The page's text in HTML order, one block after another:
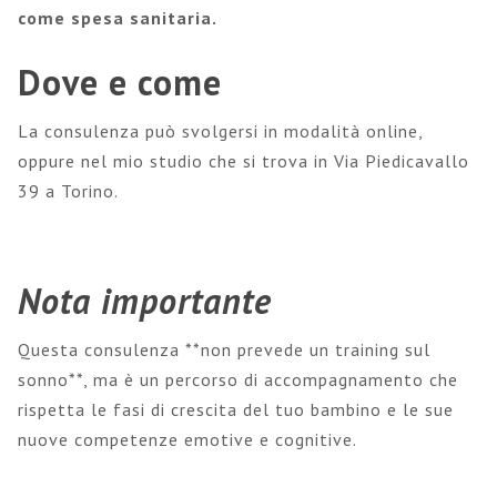
come spesa sanitaria.
Dove e come
La consulenza può svolgersi in modalità online,
oppure nel mio studio che si trova in Via Piedicavallo
39 a Torino.
Nota importante
Questa consulenza **non prevede un training sul
sonno**, ma è un percorso di accompagnamento che
rispetta le fasi di crescita del tuo bambino e le sue
nuove competenze emotive e cognitive.